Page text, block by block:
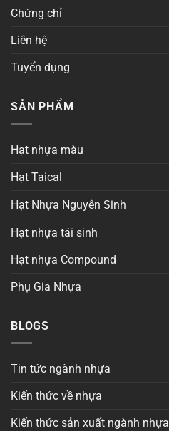
Chứng chỉ
Liên hệ
Tuyển dụng
SẢN PHẨM
Hạt nhựa màu
Hạt Taical
Hạt Nhựa Nguyên Sinh
Hạt nhựa tái sinh
Hạt nhựa Compound
Phụ Gia Nhựa
BLOGS
Tin tức ngành nhựa
Kiến thức về nhựa
Kiến thức sản xuất ngành nhựa